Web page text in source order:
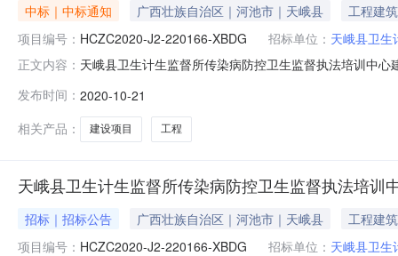
中标｜中标通知 广西壮族自治区｜河池市｜天峨县
工程建筑
项目编号： HCZC2020-J2-220166-XBDG 招标单位： 天峨县卫生
正文内容： 天峨县卫生计生监督所传染病防控卫生监督执法培训中
地址：天峨县六排镇城西路332号成交金额：人民币壹佰
病防控卫生监督执
发布时间： 2020-10-21
相关产品：
建设项目 工程
天峨县卫生计生监督所传染病防控卫生监督执法培训
招标｜招标公告 广西壮族自治区｜河池市｜天峨县
工程建筑
项目编号： HCZC2020-J2-220166-XBDG 招标单位： 天峨县卫生